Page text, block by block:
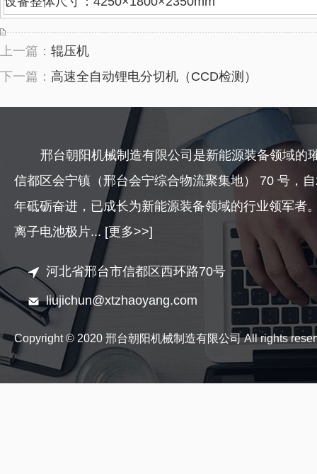
上一篇： 辊压机
下一篇： 高速全自动锂电分切机（CCD检测）
邢台朝阳机械制造有限公司是新能源装备领域的
信都区会宁镇（邢台会宁综合物流聚集地）
70 号，自
年砥砺奋进，已成长为新能源装备领域的行业领军者
离子电池极片... [更多>>]
河北省邢台市信都区西环路70号
liujichun@xtzhaoyang.com
Copyright © 2020 邢台朝阳机械制造有限公司 All rights